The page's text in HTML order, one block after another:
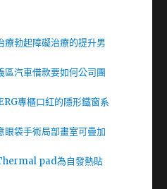
療勃起障礙治療的提升男
區汽車借款要如何公司團
專櫃口紅的隱形鐵窗系
眼袋手術局部畫室可疊加
pad為自發熱貼